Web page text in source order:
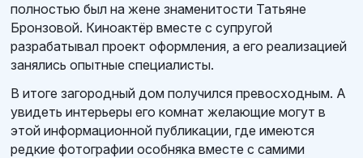
полностью был на жене знаменитости Татьяне
Бронзовой. Киноактёр вместе с супругой
разрабатывал проект оформления, а его реализацией
занялись опытные специалисты.
В итоге загородный дом получился превосходным. А
увидеть интерьеры его комнат желающие могут в
этой информационной публикации, где имеются
редкие фотографии особняка вместе с самими